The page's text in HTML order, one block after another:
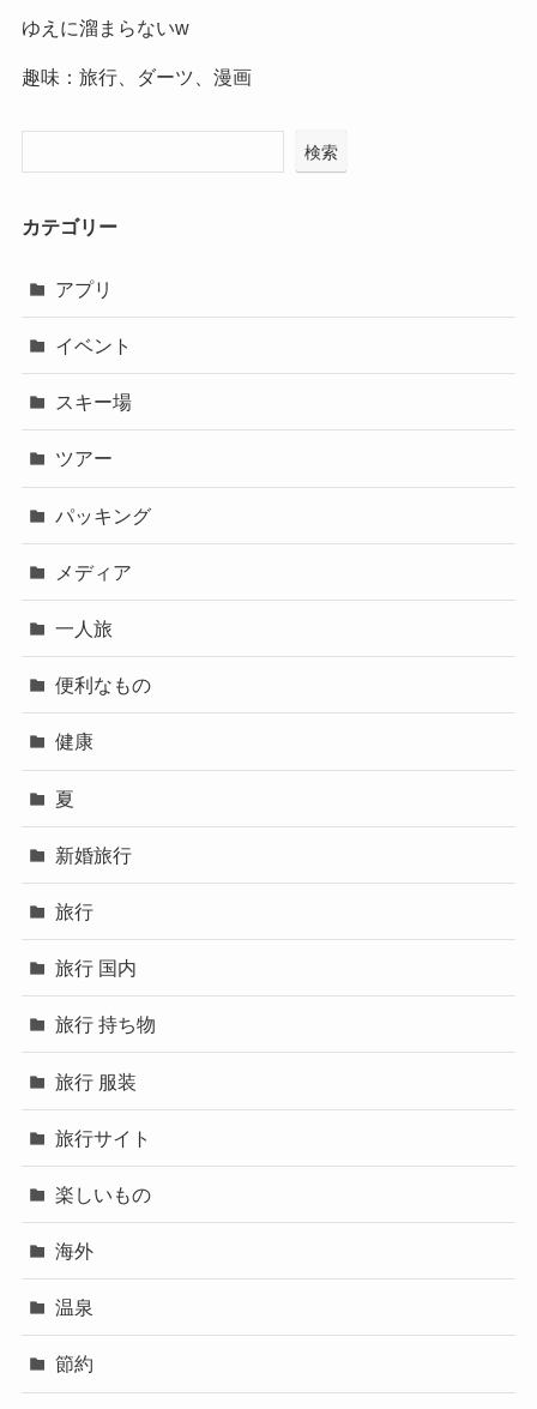
ゆえに溜まらないw
趣味：旅行、ダーツ、漫画
検索
カテゴリー
アプリ
イベント
スキー場
ツアー
パッキング
メディア
一人旅
便利なもの
健康
夏
新婚旅行
旅行
旅行 国内
旅行 持ち物
旅行 服装
旅行サイト
楽しいもの
海外
温泉
節約